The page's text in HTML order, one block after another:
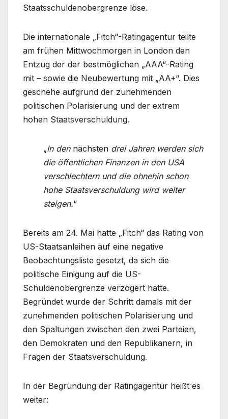
Staatsschuldenobergrenze löse.
Die internationale „Fitch“-Ratingagentur teilte
am frühen Mittwochmorgen in London den
Entzug der der bestmöglichen „AAA“-Rating
mit – sowie die Neubewertung mit „AA+“. Dies
geschehe aufgrund der zunehmenden
politischen Polarisierung und der extrem
hohen Staatsverschuldung.
„In dennächsten drei Jahren werden sich
die öffentlichen Finanzen in den USA
verschlechtern und die ohnehin schon
hohe Staatsverschuldung wird weiter
steigen.“
Bereits am 24. Mai hatte „Fitch“ das Rating von
US-Staatsanleihen auf eine negative
Beobachtungsliste gesetzt, da sich die
politische Einigung auf die US-
Schuldenobergrenze verzögert hatte.
Begründet wurde der Schritt damals mit der
zunehmenden politischen Polarisierung und
den Spaltungen zwischen den zwei Parteien,
den Demokraten und den Republikanern, in
Fragen der Staatsverschuldung.
In der Begründung der Ratingagentur heißt es
weiter: